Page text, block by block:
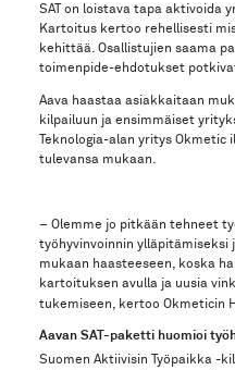
SAT on loistava tapa aktivoida
Kartoitus kertoo rehellisesti
kehittää. Osallistujien saama
toimenpide-ehdotukset
Aava haastaa asiakkaitaan
kilpailuun ja ensimmäiset
Teknologia-alan yritys
tulevansa mukaan.
– Olemme jo pitkään tehneet
työhyvinvoinnin ylläpitämiseksi
mukaan haasteeseen, koska
kartoituksen avulla ja uusia
tukemiseen, kertoo Okmeticin
Aavan SAT-paketti huomioi
Suomen Aktiivisin Työpaikka -